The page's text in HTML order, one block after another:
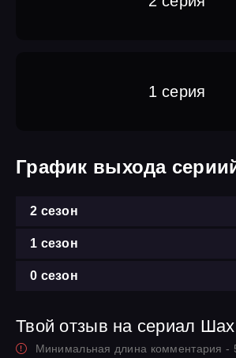
1 серия
График выхода
2 сезон
1 сезон
0 сезон
Твой отзыв на сериал
Минимальная длина комментария -